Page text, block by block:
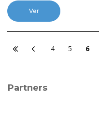
Ver
4 5 6
Partners